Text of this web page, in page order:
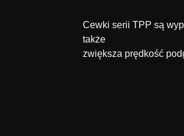
Cewki serii TPP są
także
zwiększa prędkość